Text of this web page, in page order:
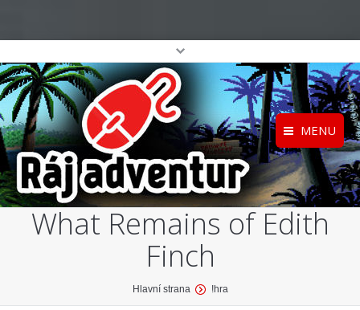
MENU
Registrace
Přihlášení
Home
O projektu
Katalog her
What Remains of Edith
Finch
Hlavní strana !hra